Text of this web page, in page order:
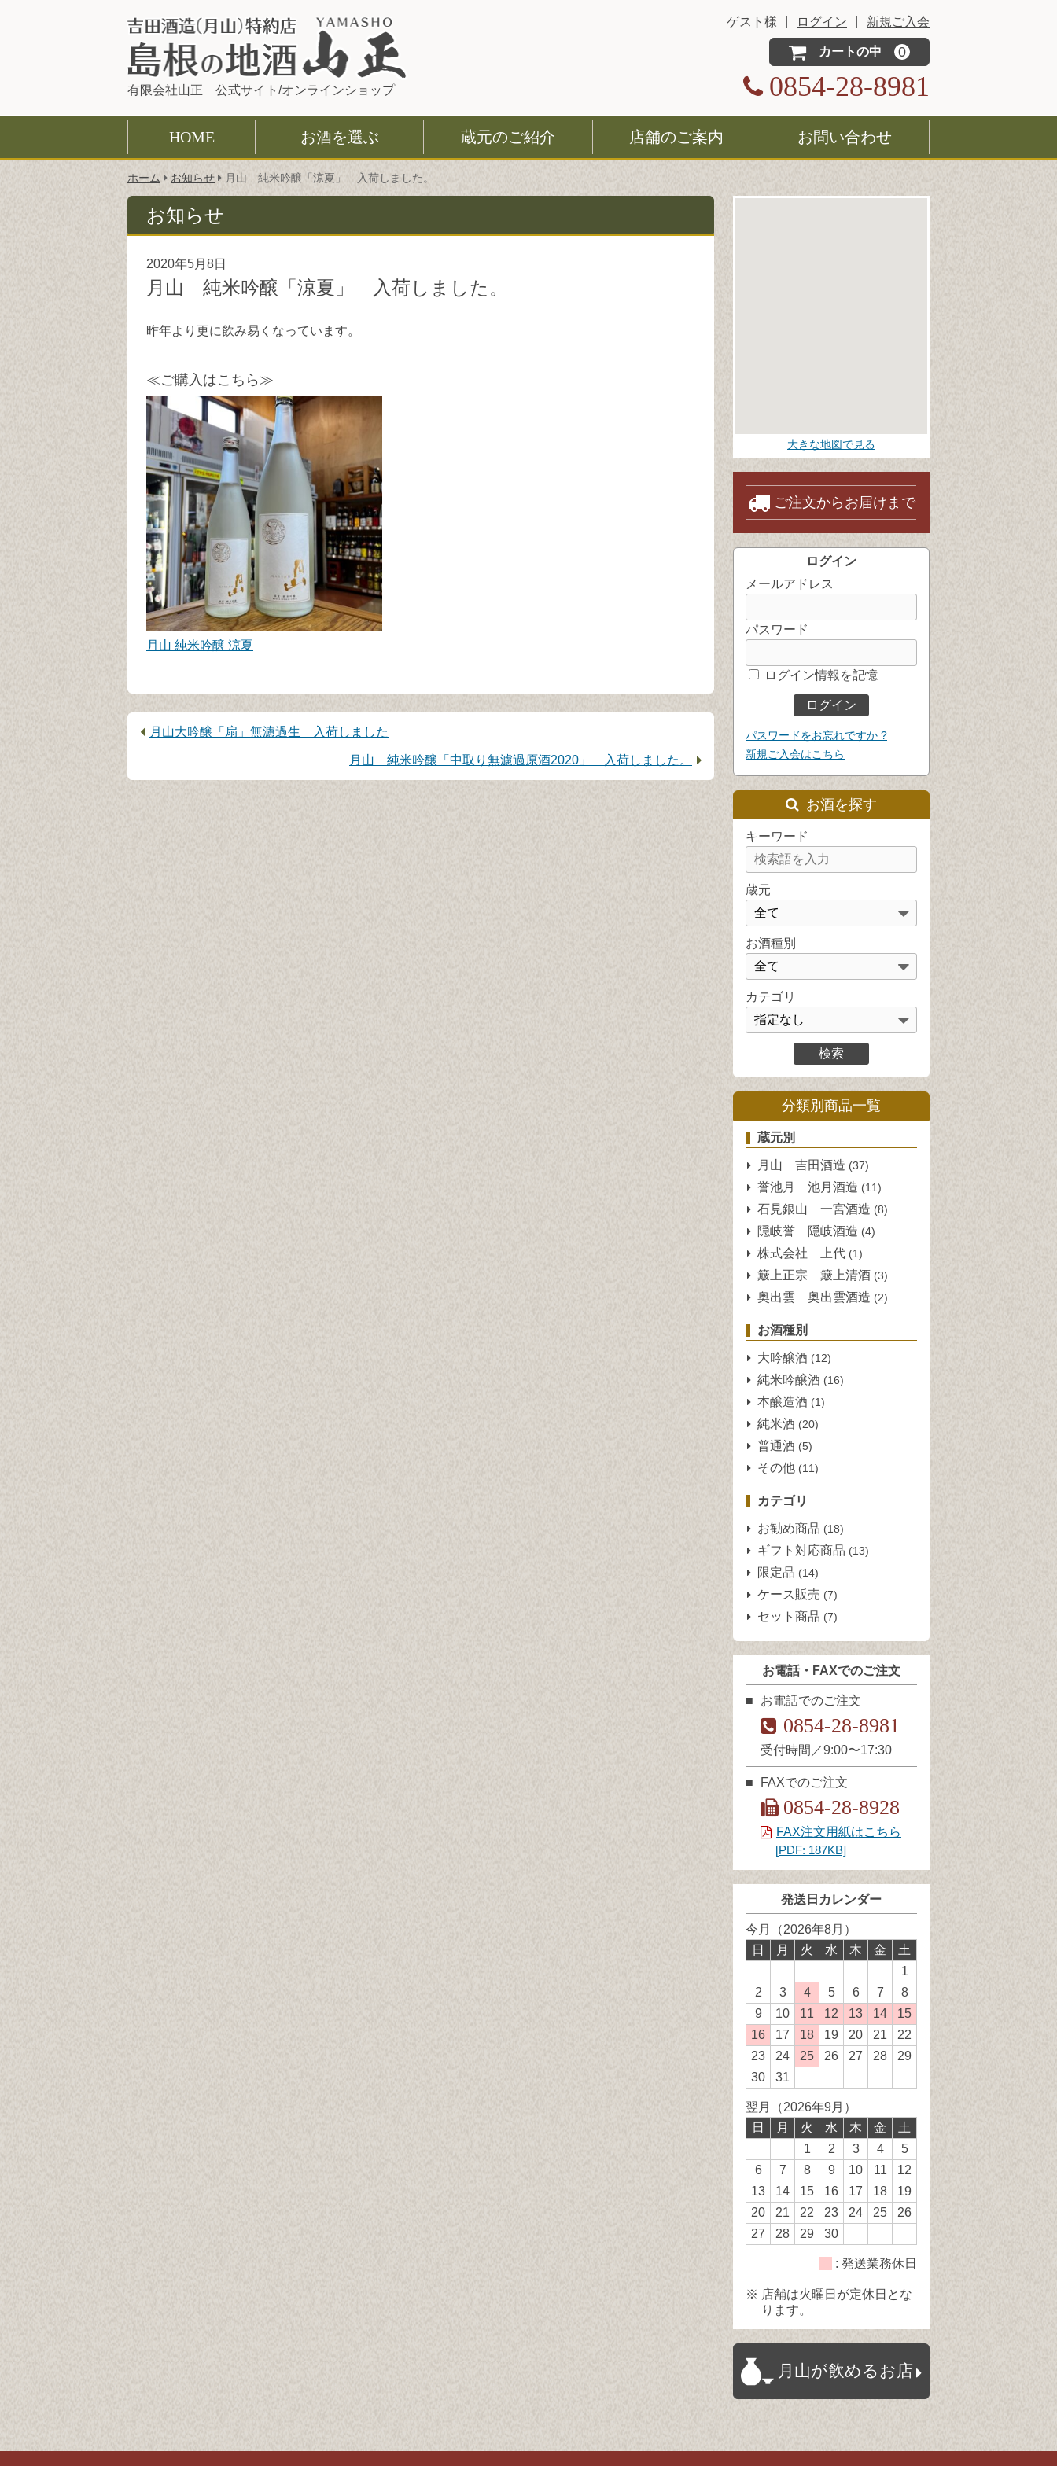
有限会社山正 公式サイト/オンラインショップ
ゲスト様 ログイン 新規ご入会
カートの中 0
0854-28-8981
HOME お酒を選ぶ 蔵元のご紹介 店舗のご案内 お問い合わせ
こ
の
ホーム お知らせ 月山 純米吟醸「涼夏」 入荷しました。
お知らせ
2020年5月8日
月山 純米吟醸「涼夏」 入荷しました。
昨年より更に飲み易くなっています。
≪ご購入はこちら≫
月山 純米吟醸 涼夏
前
月山大吟醸「扇」無濾過生 入荷しました
次
の
月山 純米吟醸「中取り無濾過原酒2020」 入荷しました。
大きな地図で見る
ご注文からお届けまで
ログイン
メールアドレス
パスワード
ログイン情報を記憶
パスワードをお忘れですか ?
新規ご入会はこちら
お酒を探す
キーワード
蔵元
お酒種別
カテゴリ
分類別商品一覧
蔵元別
月山 吉田酒造 (37)
誉池月 池月酒造 (11)
石見銀山 一宮酒造 (8)
隠岐誉 隠岐酒造 (4)
株式会社 上代 (1)
簸上正宗 簸上清酒 (3)
奥出雲 奥出雲酒造 (2)
お酒種別
大吟醸酒 (12)
純米吟醸酒 (16)
本醸造酒 (1)
純米酒 (20)
普通酒 (5)
その他 (11)
カテゴリ
お勧め商品 (18)
ギフト対応商品 (13)
限定品 (14)
ケース販売 (7)
セット商品 (7)
お電話・FAXでのご注文
お電話でのご注文
0854-28-8981
受付時間／9:00〜17:30
FAXでのご注文
0854-28-8928
FAX注文用紙はこちら
[PDF: 187KB]
発送日カレンダー
今月（2026年8月）
日
月 火 水 木 金
土
1
2
3 4発
送
業
務
休
日
5 6 7
8
9
10 11 発
送
業
務
休
日
12 発
送
業
務
休
日
13 発
送
業
務
休
14 発
送
業
務
休
15
務
休
16 発
送
業
務
休
日
17 18 発
送
務
休
日
19 20 21
22
23
24 25 発
務
休
26 27 28
29
30
31
翌月（2026年9月）
日
月 火 水 木 金
土
1
2 3 4
5
6
7 8 9 10 11
12
13
14 15 16 17 18
19
20
21 22 23 24 25
26
27
28 29 30
: 発送業務休日
※ 店舗は火曜日が定休日とな
ります。
月山が飲めるお店